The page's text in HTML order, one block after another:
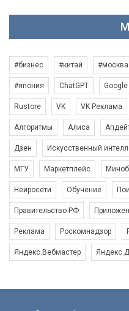
#бизнес #китай #москва
#япония ChatGPT Google
Rustore VK VK Реклама
Алгоритмы Алиса
Дзен Искусственный
МГУ Маркетплейс
Нейросети Обучение
Правительство РФ
Реклама Роскомнадзор
Яндекс.Вебмастер